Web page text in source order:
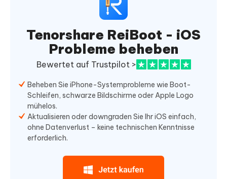
Tenorshare ReiBoot - iOS
Probleme beheben
Bewertet auf Trustpilot >
Beheben Sie iPhone-Systemprobleme wie Boot-
Schleifen, schwarze Bildschirme oder Apple Logo
mühelos.
Aktualisieren oder downgraden Sie Ihr iOS einfach,
ohne Datenverlust – keine technischen Kenntnisse
erforderlich.